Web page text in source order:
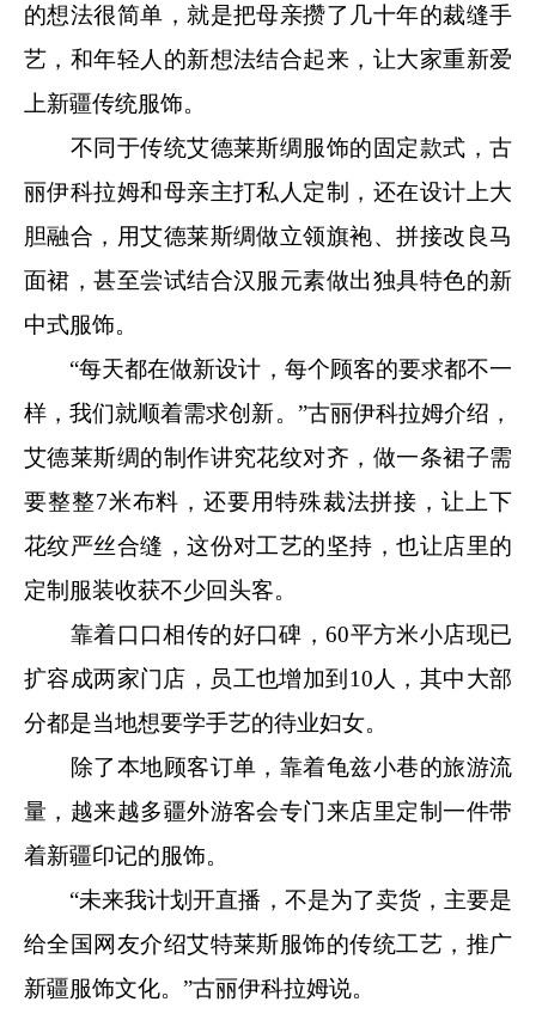
的想法很简单，就是把母亲攒了几十年的裁缝手
艺，和年轻人的新想法结合起来，让大家重新爱
上新疆传统服饰。
不同于传统艾德莱斯绸服饰的固定款式，古
丽伊科拉姆和母亲主打私人定制，还在设计上大
胆融合，用艾德莱斯绸做立领旗袍、拼接改良马
面裙，甚至尝试结合汉服元素做出独具特色的新
中式服饰。
“每天都在做新设计，每个顾客的要求都不一
样，我们就顺着需求创新。”古丽伊科拉姆介绍，
艾德莱斯绸的制作讲究花纹对齐，做一条裙子需
要整整7米布料，还要用特殊裁法拼接，让上下
花纹严丝合缝，这份对工艺的坚持，也让店里的
定制服装收获不少回头客。
靠着口口相传的好口碑，60平方米小店现已
扩容成两家门店，员工也增加到10人，其中大部
分都是当地想要学手艺的待业妇女。
除了本地顾客订单，靠着龟兹小巷的旅游流
量，越来越多疆外游客会专门来店里定制一件带
着新疆印记的服饰。
“未来我计划开直播，不是为了卖货，主要是
给全国网友介绍艾特莱斯服饰的传统工艺，推广
新疆服饰文化。”古丽伊科拉姆说。